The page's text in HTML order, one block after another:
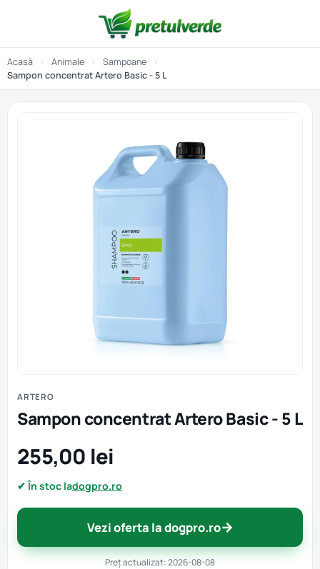
Acasă › Animale › Sampoane
›
Sampon concentrat Artero Basic - 5 L
ARTERO
Sampon concentrat Artero Basic - 5 L
255,00 lei
✔ În stoc ladogpro.ro
Vezi oferta la dogpro.ro→
Preț actualizat: 2026-08-08